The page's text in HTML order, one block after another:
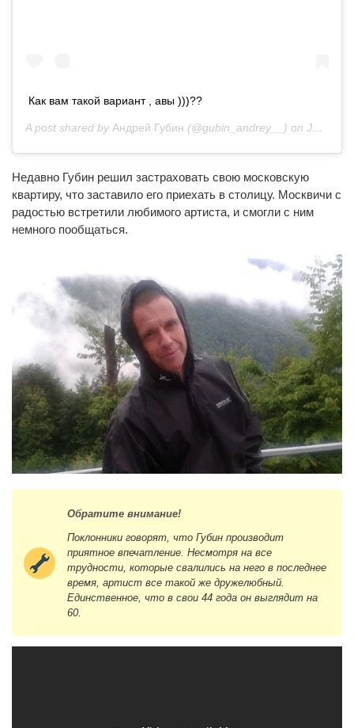
Как вам такой вариант , авы )))??
A post shared by Андрей Губин (@gubin_andrey__) on Jan 24, 2019 at 7:11am PST
Недавно Губин решил застраховать свою московскую
квартиру, что заставило его приехать в столицу. Москвичи с
радостью встретили любимого артиста, и смогли с ним
немного пообщаться.
Обратите внимание!
Поклонники говорят, что Губин производит
приятное впечатление. Несмотря на все
трудности, которые свалились на него в последнее
время, артист все такой же дружелюбный.
Единственное, что в свои 44 года он выглядит на
60.